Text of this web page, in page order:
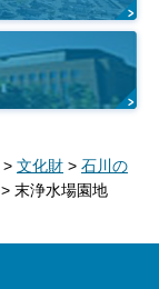
> 文化財 > 石川の
> 末浄水場園地